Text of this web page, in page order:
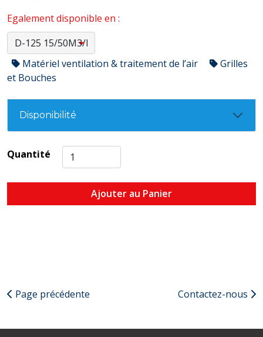
Egalement disponible en :
Matériel ventilation & traitement de l’air
Grilles
et Bouches
Disponibilité
Quantité
Ajouter au Panier
Page précédente Contactez-nous